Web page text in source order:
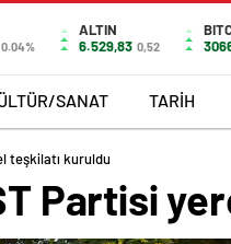
0.04%
ALTIN
6.529,83 0,52
SANAT TARİH
teşkilatı kuruldu
Partisi